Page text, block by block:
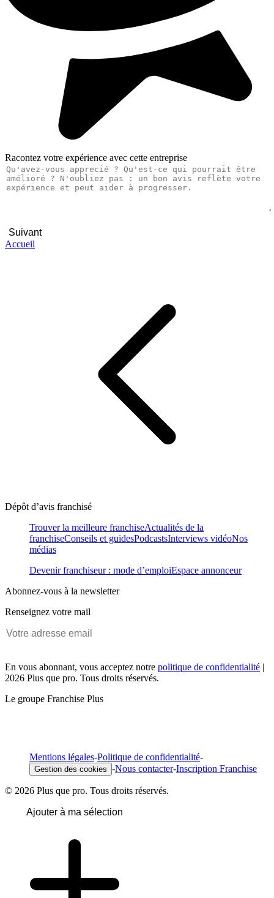
Racontez votre expérience avec cette entreprise
Suivant
Accueil
Dépôt d’avis franchisé
Trouver la meilleure franchiseActualités de la
franchiseConseils et guidesPodcastsInterviews vidéoNos
médias
Devenir franchiseur : mode d’emploiEspace annonceur
Abonnez-vous à la newsletter
Renseignez votre mail
En vous abonnant, vous acceptez notre politique de confidentialité |
2026 Plus que pro. Tous droits réservés.
Le groupe Franchise Plus
Mentions légales-Politique de confidentialité-
Gestion des cookies -Nous contacter-Inscription Franchise
© 2026 Plus que pro. Tous droits réservés.
Ajouter à ma sélection